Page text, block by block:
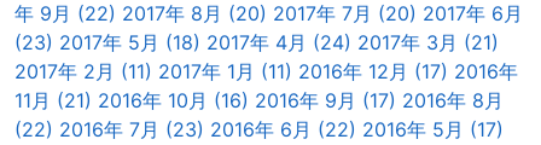
年 9月 (22) 2017年 8月 (20) 2017年 7月 (20) 2017年 6月
(23) 2017年 5月 (18) 2017年 4月 (24) 2017年 3月 (21)
2017年 2月 (11) 2017年 1月 (11) 2016年 12月 (17) 2016年
11月 (21) 2016年 10月 (16) 2016年 9月 (17) 2016年 8月
(22) 2016年 7月 (23) 2016年 6月 (22) 2016年 5月 (17)